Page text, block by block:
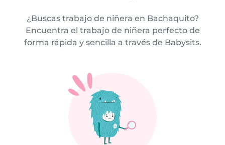
¿Buscas trabajo de niñera en Bachaquito?
Encuentra el trabajo de niñera perfecto de
forma rápida y sencilla a través de Babysits.